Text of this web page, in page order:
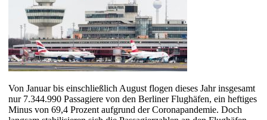
Von Januar bis einschließlich August flogen dieses Jahr insgesamt
nur 7.344.990 Passagiere von den Berliner Flughäfen, ein heftiges
Minus von 69,4 Prozent aufgrund der Coronapandemie. Doch